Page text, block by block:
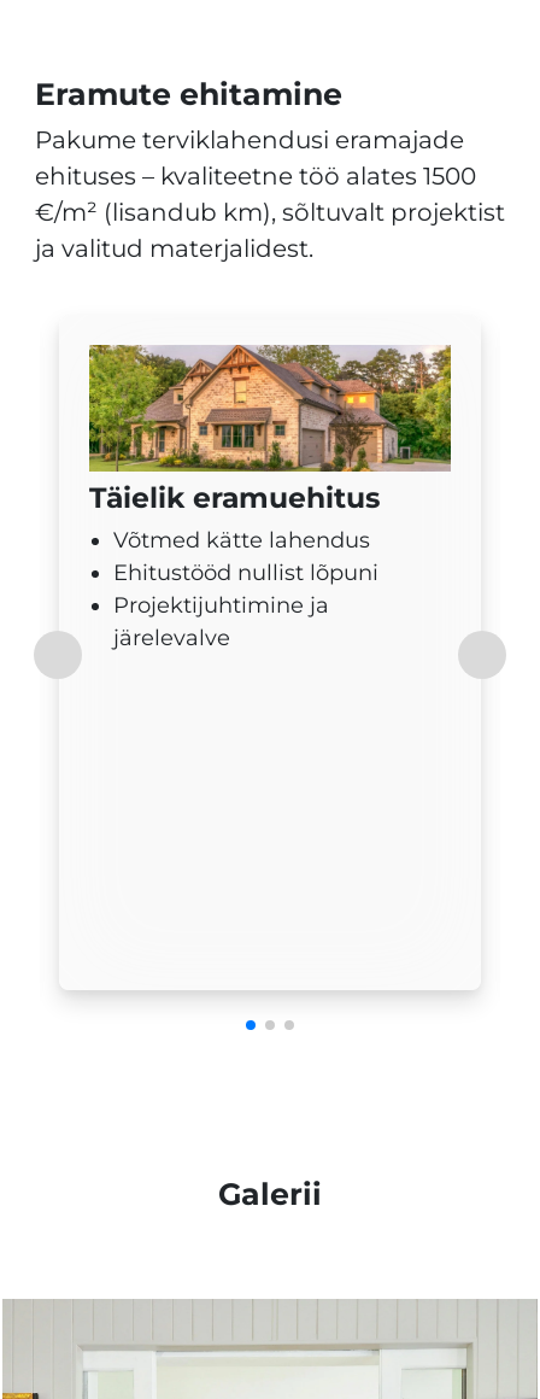
Eramute ehitamine
Pakume terviklahendusi eramajade
ehituses – kvaliteetne töö alates 1500
€/m² (lisandub km), sõltuvalt projektist
ja valitud materjalidest.
Täielik eramuehitus
Võtmed kätte lahendus
Ehitustööd nullist lõpuni
Projektijuhtimine ja
järelevalve
Galerii